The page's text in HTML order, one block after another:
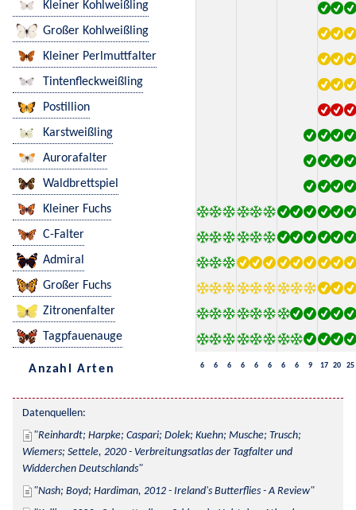
Kleiner Kohlweißling
Großer Kohlweißling
Kleiner Perlmuttfalter
Tintenfleckweißling
Postillion
Karstweißling
Aurorafalter
Waldbrettspiel
Kleiner Fuchs
C-Falter
Admiral
Großer Fuchs
Zitronenfalter
Tagpfauenauge
Anzahl Arten 6 6 6 6 6 6 6 6 9 17 20 25
Datenquellen:
Reinhardt; Harpke; Caspari; Dolek; Kuehn; Musche; Trusch;
Wiemers; Settele, 2020 - Verbreitungsatlas der Tagfalter und
Widderchen Deutschlands
Nash; Boyd; Hardiman, 2012 - Ireland's Butterflies - A Review